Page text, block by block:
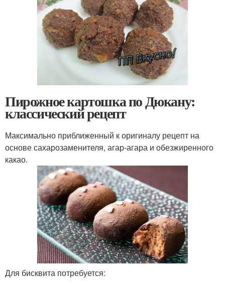
Пирожное картошка по Дюкану:
классический рецепт
Максимально приближенный к оригиналу рецепт на
основе сахарозаменителя, агар-агара и обезжиренного
какао.
Для бисквита потребуется: